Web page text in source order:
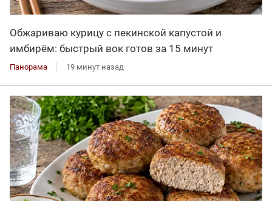
Обжариваю курицу с пекинской капустой и
имбирём: быстрый вок готов за 15 минут
Панорама 19 минут назад